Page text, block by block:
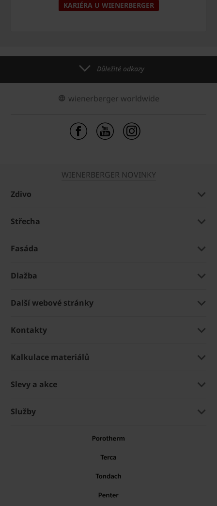
KARIÉRA U WIENERBERGER
Důležité odkazy
wienerberger worldwide
WIENERBERGER NOVINKY
Zdivo
Střecha
Fasáda
Dlažba
Další webové stránky
Kontakty
Kalkulace materiálů
Slevy a akce
Služby